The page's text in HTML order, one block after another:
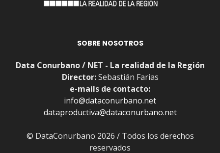
SOBRE NOSOTROS
Data Conurbano / NET - La realidad de la Región
Director:Sebastián Farias
e-mails de contacto:
info@dataconurbano.net
dataproductiva@dataconurbano.net
© DataConurbano 2026 / Todos los derechos
reservados